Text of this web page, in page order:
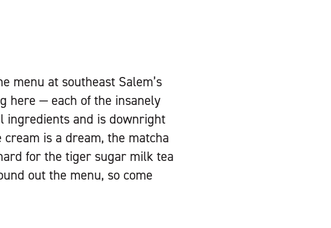
menu at southeast Salem’s
here — each of the insanely
ingredients and is downright
is a dream, the matcha
for the tiger sugar milk tea
out the menu, so come